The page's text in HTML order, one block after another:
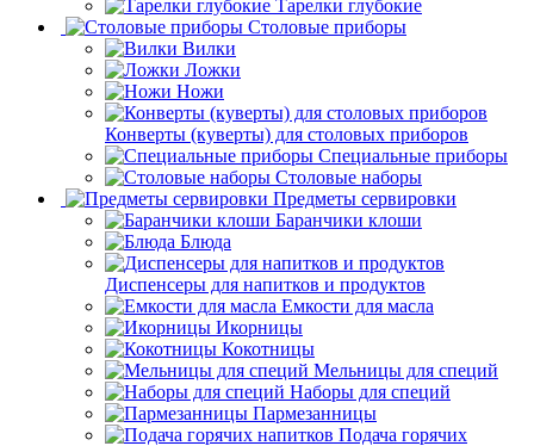
Тарелки глубокие
Столовые приборы
Вилки
Ложки
Ножи
Конверты (куверты) для столовых приборов
Специальные приборы
Столовые наборы
Предметы сервировки
Баранчики клоши
Блюда
Диспенсеры для напитков и продуктов
Емкости для масла
Икорницы
Кокотницы
Мельницы для специй
Наборы для специй
Пармезанницы
Подача горячих